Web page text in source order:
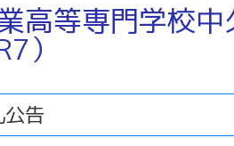
高等専門学校
）
公告